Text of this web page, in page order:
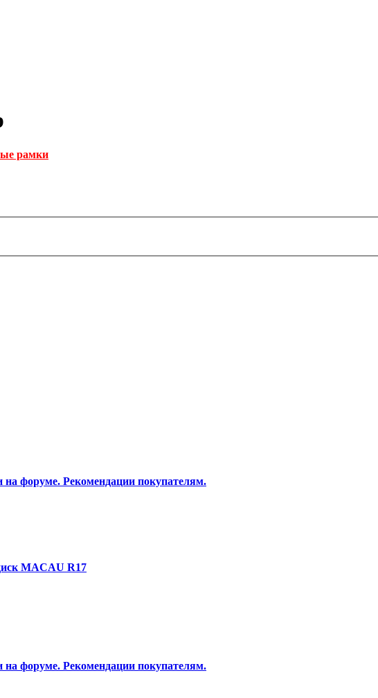
рамки
на форуме. Рекомендации покупателям.
MAСAU R17
на форуме. Рекомендации покупателям.